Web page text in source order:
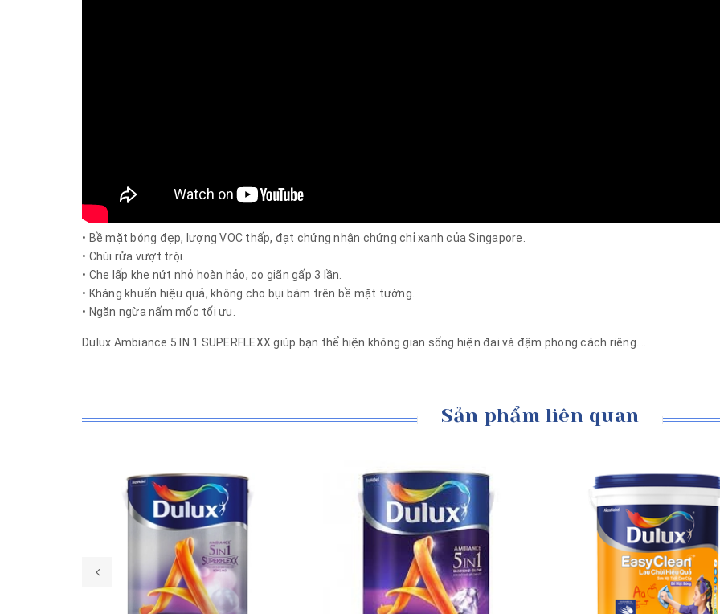
• Bề mặt bóng đẹp, lượng VOC thấp, đạt chứng nhận chứng chỉ xanh của Singapore.
• Chùi rửa vượt trội.
• Che lấp khe nứt nhỏ hoàn hảo, co giãn gấp 3 lần.
• Kháng khuẩn hiệu quả, không cho bụi bám trên bề mặt tường.
• Ngăn ngừa nấm mốc tối ưu.
Dulux Ambiance 5 IN 1 SUPERFLEXX giúp bạn thể hiện không gian sống hiện đại và đậm phong cách riêng….
Sản phẩm liên quan
Mua hàng
Xem nhanh
Mua hàng
Xem nhanh
Mua hàng
Xem nhanh